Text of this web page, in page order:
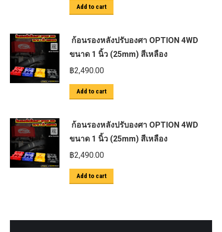
Add to cart
ก้อนรองหลังปรับองศา OPTION 4WD
ขนาด 1 นิ้ว (25mm) สีเหลือง
฿2,490.00
Add to cart
ก้อนรองหลังปรับองศา OPTION 4WD
ขนาด 1 นิ้ว (25mm) สีเหลือง
฿2,490.00
Add to cart